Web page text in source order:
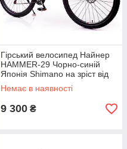
Гірський велосипед Найнер
HAMMER-29 Чорно-синій
Японія Shimano на зріст від
190 см Чорно-Червоний
Немає в наявності
9 300 ₴